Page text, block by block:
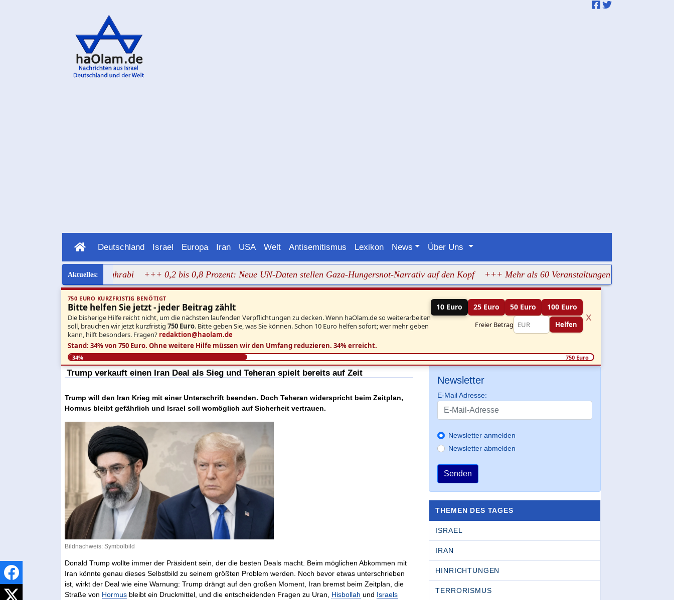
Deutschland Israel Europa Iran USA Welt Antisemitismus Lexikon News Über Uns
Bild von Dalal Mughrabi +++ 0,2 bis 0,8 Prozent: Neue UN-Daten stellen Gaza-Hungersnot-Narrativ auf den Kopf +++ Mehr als 60 Veranstaltungen machen jüdisches
750 EURO KURZFRISTIG BENÖTIGT
Bitte helfen Sie jetzt - jeder Beitrag zählt
Die bisherige Hilfe reicht nicht, um die nächsten laufenden Verpflichtungen zu decken. Wenn haOlam.de so weiterarbeiten
soll, brauchen wir jetzt kurzfristig 750 Euro. Bitte geben Sie, was Sie können. Schon 10 Euro helfen sofort; wer mehr geben
kann, hilft besonders. Fragen? redaktion@haolam.de
10 Euro 25 Euro 50 Euro 100 Euro
Freier Betrag Helfen
x
Stand: 34% von 750 Euro. Ohne weitere Hilfe müssen wir den Umfang reduzieren. 34% erreicht.
34% 750 Euro
Trump verkauft einen Iran Deal als Sieg und Teheran spielt bereits auf Zeit
Trump will den Iran Krieg mit einer Unterschrift beenden. Doch Teheran widerspricht beim Zeitplan,
Hormus bleibt gefährlich und Israel soll womöglich auf Sicherheit vertrauen.
Bildnachweis: Symbolbild
Donald Trump wollte immer der Präsident sein, der die besten Deals macht. Beim möglichen Abkommen mit
Iran könnte genau dieses Selbstbild zu seinem größten Problem werden. Noch bevor etwas unterschrieben
ist, wirkt der Deal wie eine Warnung: Trump drängt auf den großen Moment, Iran bremst beim Zeitplan, die
Straße von Hormus bleibt ein Druckmittel, und die entscheidenden Fragen zu Uran, Hisbollah und Israels
Newsletter
E-Mail Adresse:
Newsletter anmelden
Newsletter abmelden
Senden
THEMEN DES TAGES
ISRAEL
IRAN
HINRICHTUNGEN
TERRORISMUS